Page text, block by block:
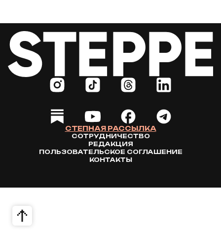
СТЕПНАЯ РАССЫЛКА
СОТРУДНИЧЕСТВО
РЕДАКЦИЯ
ПОЛЬЗОВАТЕЛЬСКОЕ СОГЛАШЕНИЕ
КОНТАКТЫ